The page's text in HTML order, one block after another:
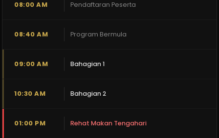
08:00 AM Pendaftaran Peserta
08:40 AM Program Bermula
09:00 AM Bahagian 1
10:30 AM Bahagian 2
01:00 PM Rehat Makan Tengahari